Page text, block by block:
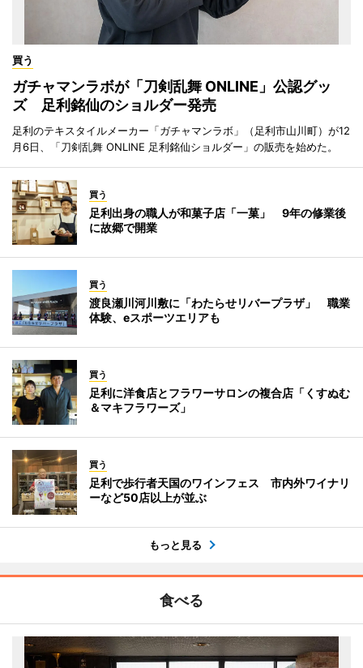
買う
ガチャマンラボが「刀剣乱舞 ONLINE」公認グッ
ズ 足利銘仙のショルダー発売
足利のテキスタイルメーカー「ガチャマンラボ」（足利市山川町）が12
月6日、「刀剣乱舞 ONLINE 足利銘仙ショルダー」の販売を始めた。
買う
足利出身の職人が和菓子店「一菓」 9年の修業後
に故郷で開業
買う
渡良瀬川河川敷に「わたらせリバープラザ」 職業
体験、eスポーツエリアも
買う
足利に洋食店とフラワーサロンの複合店「くすぬむ
＆マキフラワーズ」
買う
足利で歩行者天国のワインフェス 市内外ワイナリ
ーなど50店以上が並ぶ
もっと見る
食べる